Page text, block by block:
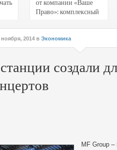
от компании «Ваше
Право»: комплексный
интересов клиентов
ноября, 2014 в Экономика
создали
MF Group –